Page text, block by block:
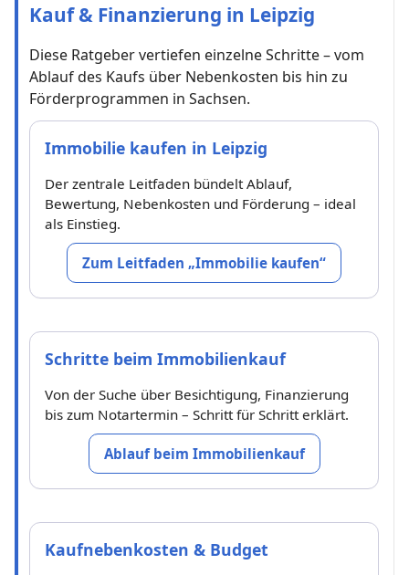
Kauf & Finanzierung in Leipzig
Diese Ratgeber vertiefen einzelne Schritte – vom
Ablauf des Kaufs über Nebenkosten bis hin zu
Förderprogrammen in Sachsen.
Immobilie kaufen in Leipzig
Der zentrale Leitfaden bündelt Ablauf,
Bewertung, Nebenkosten und Förderung – ideal
als Einstieg.
Zum Leitfaden „Immobilie kaufen“
Schritte beim Immobilienkauf
Von der Suche über Besichtigung, Finanzierung
bis zum Notartermin – Schritt für Schritt erklärt.
Ablauf beim Immobilienkauf
Kaufnebenkosten & Budget